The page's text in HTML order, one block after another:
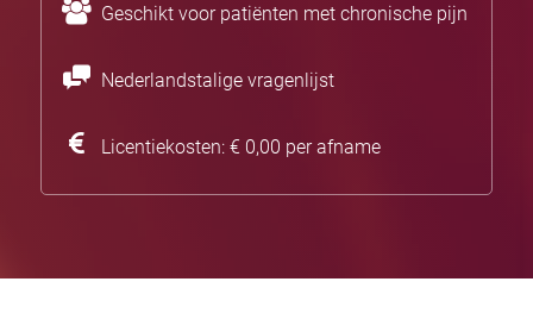
Geschikt voor patiënten met chronische pijn
Nederlandstalige vragenlijst
Licentiekosten: € 0,00 per afname